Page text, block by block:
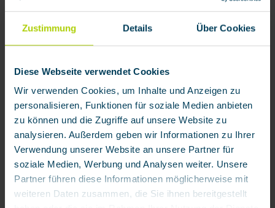
Zustimmung Details Über Cookies
Diese Webseite verwendet Cookies
Wir verwenden Cookies, um Inhalte und Anzeigen zu
personalisieren, Funktionen für soziale Medien anbieten
zu können und die Zugriffe auf unsere Website zu
analysieren. Außerdem geben wir Informationen zu Ihrer
Verwendung unserer Website an unsere Partner für
soziale Medien, Werbung und Analysen weiter. Unsere
Partner führen diese Informationen möglicherweise mit
weiteren Daten zusammen, die Sie ihnen bereitgestellt